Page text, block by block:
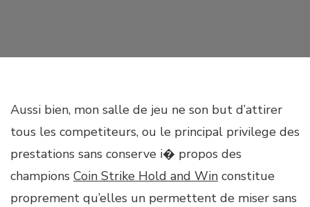
Aussi bien, mon salle de jeu ne son but d’attirer
tous les competiteurs, ou le principal privilege des
prestations sans conserve i� propos des
champions Coin Strike Hold and Win constitue
proprement qu’elles un permettent de miser sans